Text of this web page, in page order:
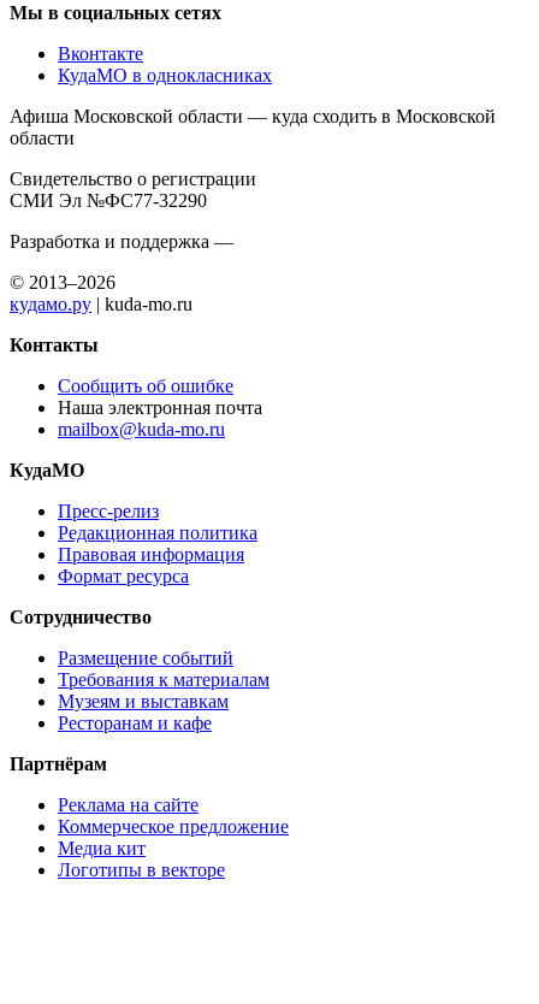
Мы в социальных сетях
Вконтакте
КудаМО в однокласниках
Афиша Московской области — куда сходить в Московской
области
Свидетельство о регистрации
СМИ Эл №ФС77-32290
Разработка и поддержка —
© 2013–2026
кудамо.ру | kuda-mo.ru
Контакты
Сообщить об ошибке
Наша электронная почта
mailbox@kuda-mo.ru
КудаМО
Пресс-релиз
Редакционная политика
Правовая информация
Формат ресурса
Сотрудничество
Размещение событий
Требования к материалам
Музеям и выставкам
Ресторанам и кафе
Партнёрам
Реклама на сайте
Коммерческое предложение
Медиа кит
Логотипы в векторе